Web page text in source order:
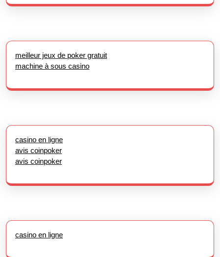
meilleur jeux de poker gratuit
machine à sous casino
casino en ligne
avis coinpoker
avis coinpoker
casino en ligne